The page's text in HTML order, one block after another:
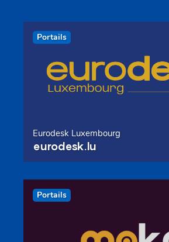
Portails
Eurodesk Luxembourg
eurodesk.lu
Portails